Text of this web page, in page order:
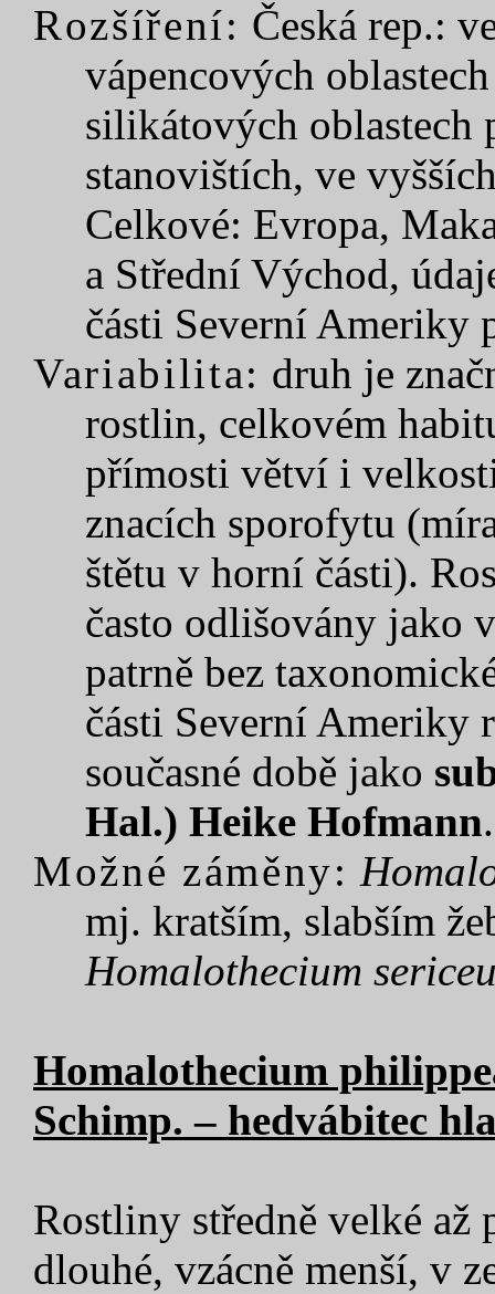
Rozšíření: Česká rep.:
vápencových
silikátových oblastech
stanovištích, ve
Celkové: Evropa,
a Střední Východ,
části Severní Ameriky
Variabilita: druh je
rostlin, celkovém
přímosti větví i
znacích sporofytu
štětu v horní části).
často odlišovány jako
patrně bez
části Severní Ameriky
současné době jako
Hal.) Heike Hofmann.
Možné záměny:
mj. kratším, slabším
Homalothecium
Homalothecium
Schimp. – hedvábitec
Rostliny středně velké až
dlouhé, vzácně menší, v